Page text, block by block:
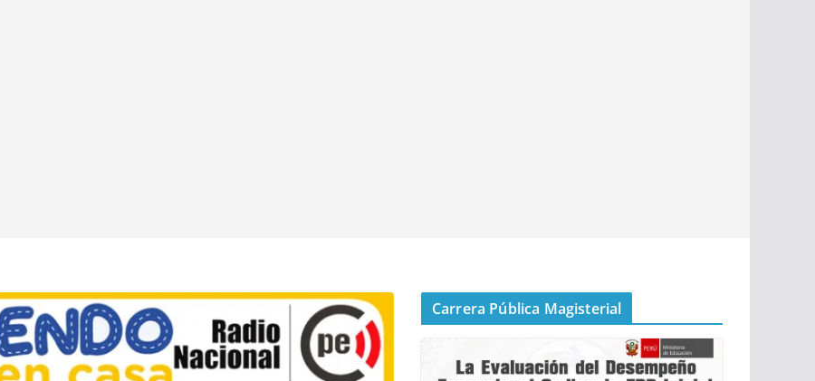
Carrera Pública Magisterial